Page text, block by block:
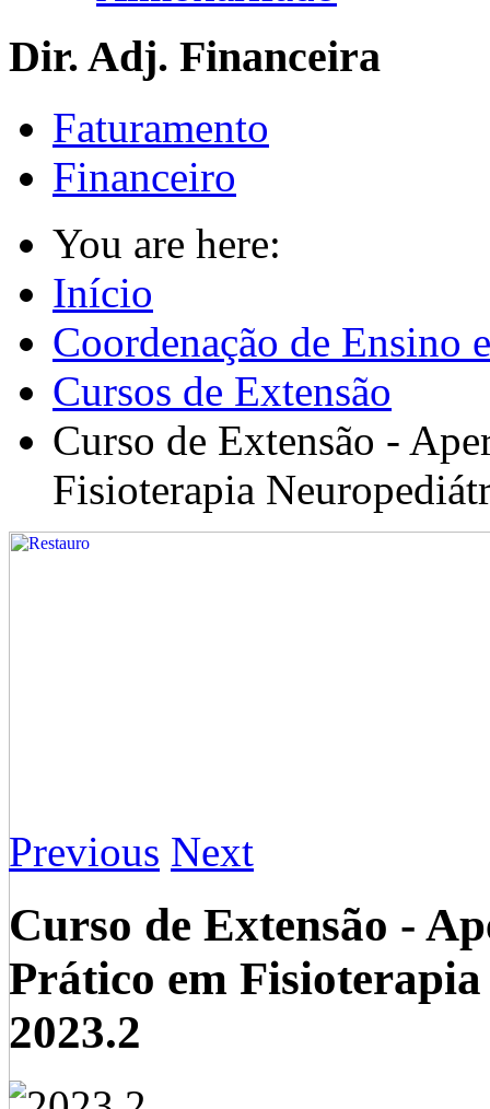
Dir. Adj. Financeira
Faturamento
Financeiro
You are here:
Início
Coordenação de Ensino
Cursos de Extensão
Curso de Extensão -
Fisioterapia
Previous Next
Curso de Extensão -
Prático em
2023.2